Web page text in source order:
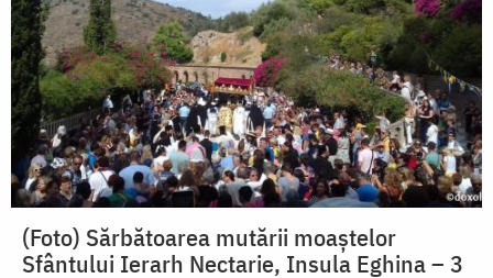
(Foto) Sărbătoarea mutării moaștelor
Sfântului Ierarh Nectarie, Insula Eghina – 3